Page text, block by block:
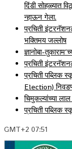
दिंडी सोहळ्यात
न्हाऊन गेला.
प्रचिती
भक्तिमय जल्लोष
ज्ञानोबा-
प्रचिती
प्रचिती पब्लिक
Election)
चिमुकल्यांच्या
प्रचिती पब्लिक
GMT+2 07:51